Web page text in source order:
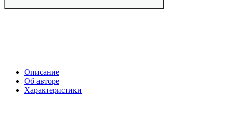
Описание
Об авторе
Характеристики